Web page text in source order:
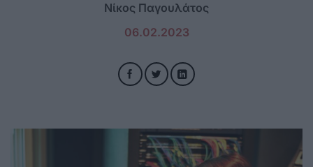
Νίκος Παγουλάτος
06.02.2023